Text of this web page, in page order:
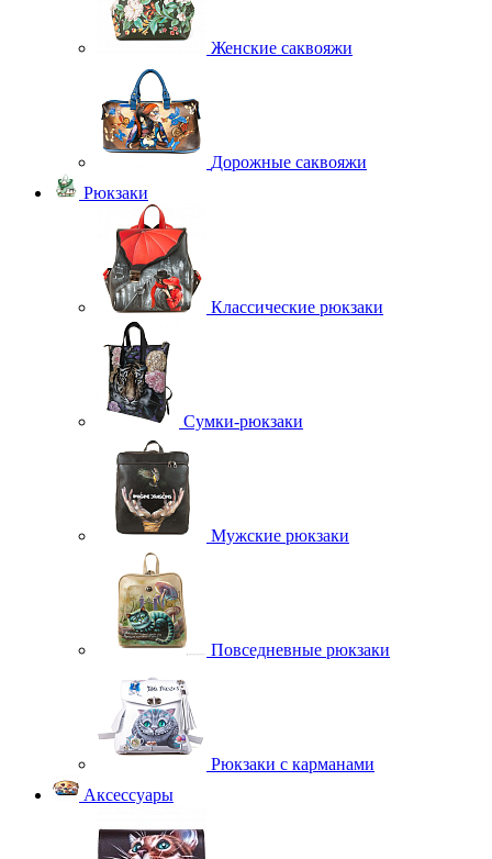
Женские саквояжи
Дорожные саквояжи
Рюкзаки
Классические рюкзаки
Сумки-рюкзаки
Мужские рюкзаки
Повседневные рюкзаки
Рюкзаки с карманами
Аксессуары